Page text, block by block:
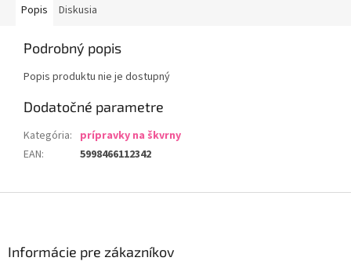
Popis Diskusia
Podrobný popis
Popis produktu nie je dostupný
Dodatočné parametre
Kategória: prípravky na škvrny
EAN: 5998466112342
Informácie pre zákazníkov